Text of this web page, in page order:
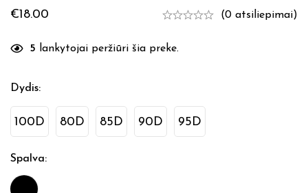
€18.00 (0 atsiliepimai)
5 lankytojai peržiūri šia preke.
Dydis:
100D 80D 85D 90D 95D
Spalva: